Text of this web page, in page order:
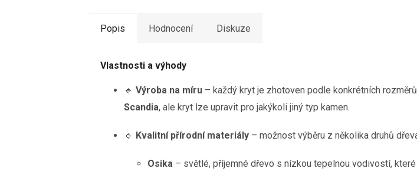
Popis Hodnocení Diskuze
Vlastnosti a výhody
🔹Výroba na míru – každý kryt je zhotoven podle konkrétních
Scandia, ale kryt lze upravit pro jakýkoli jiný typ kamen.
🔹 Kvalitní přírodní materiály – možnost výběru z několika druhů
Osika – světlé, příjemné dřevo s nízkou tepelnou vodivostí,